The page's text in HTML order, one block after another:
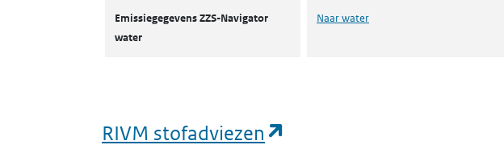
Emissiegegevens ZZS-Navigator
water
Naar water
RIVM stofadviezen